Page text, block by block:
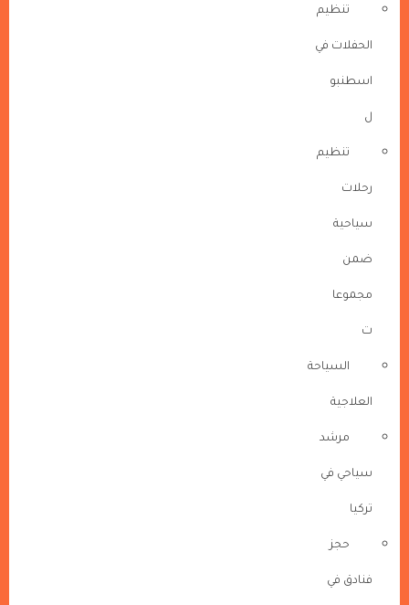
تنظيم
الحفلات في
اسطنبو
ل
تنظيم
رحلات
سياحية
ضمن
مجموعا
ت
السياحة
العلاجية
مرشد
سياحي في
تركيا
حجز
فنادق في